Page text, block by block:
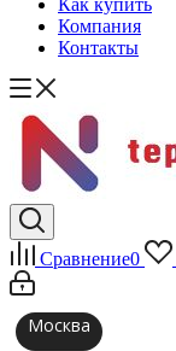
Как купить
Компания
Контакты
Сравнение0
Москва